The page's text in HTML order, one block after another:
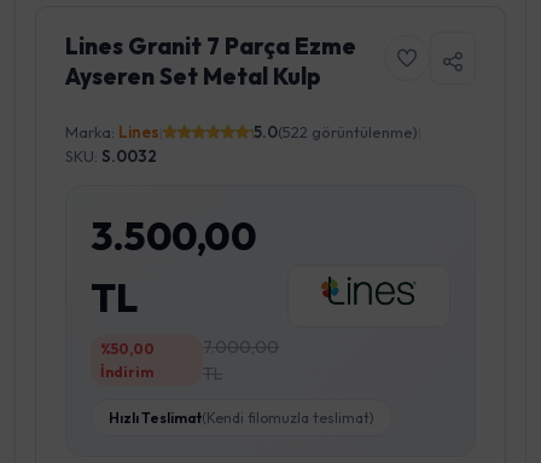
Lines Granit 7 Parça Ezme
Ayseren Set Metal Kulp
Marka: Lines 5.0(522 görüntülenme)
SKU: S.0032
3.500,00
TL
%50,00
İndirim
7.000,00
TL
Hızlı Teslimat(Kendi filomuzla teslimat)